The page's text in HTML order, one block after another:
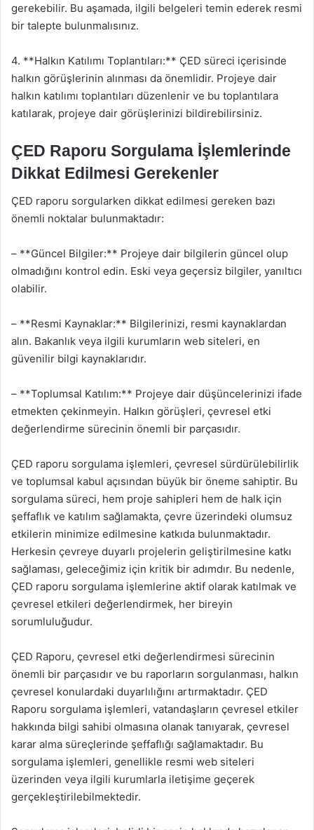
gerekebilir. Bu aşamada, ilgili belgeleri temin ederek resmi
bir talepte bulunmalısınız.
4. **Halkın Katılımı Toplantıları:** ÇED süreci içerisinde
halkın görüşlerinin alınması da önemlidir. Projeye dair
halkın katılımı toplantıları düzenlenir ve bu toplantılara
katılarak, projeye dair görüşlerinizi bildirebilirsiniz.
ÇED Raporu Sorgulama İşlemlerinde
Dikkat Edilmesi Gerekenler
ÇED raporu sorgularken dikkat edilmesi gereken bazı
önemli noktalar bulunmaktadır:
– **Güncel Bilgiler:** Projeye dair bilgilerin güncel olup
olmadığını kontrol edin. Eski veya geçersiz bilgiler, yanıltıcı
olabilir.
– **Resmi Kaynaklar:** Bilgilerinizi, resmi kaynaklardan
alın. Bakanlık veya ilgili kurumların web siteleri, en
güvenilir bilgi kaynaklarıdır.
– **Toplumsal Katılım:** Projeye dair düşüncelerinizi ifade
etmekten çekinmeyin. Halkın görüşleri, çevresel etki
değerlendirme sürecinin önemli bir parçasıdır.
ÇED raporu sorgulama işlemleri, çevresel sürdürülebilirlik
ve toplumsal kabul açısından büyük bir öneme sahiptir. Bu
sorgulama süreci, hem proje sahipleri hem de halk için
şeffaflık ve katılım sağlamakta, çevre üzerindeki olumsuz
etkilerin minimize edilmesine katkıda bulunmaktadır.
Herkesin çevreye duyarlı projelerin geliştirilmesine katkı
sağlaması, geleceğimiz için kritik bir adımdır. Bu nedenle,
ÇED raporu sorgulama işlemlerine aktif olarak katılmak ve
çevresel etkileri değerlendirmek, her bireyin
sorumluluğudur.
ÇED Raporu, çevresel etki değerlendirmesi sürecinin
önemli bir parçasıdır ve bu raporların sorgulanması, halkın
çevresel konulardaki duyarlılığını artırmaktadır. ÇED
Raporu sorgulama işlemleri, vatandaşların çevresel etkiler
hakkında bilgi sahibi olmasına olanak tanıyarak, çevresel
karar alma süreçlerinde şeffaflığı sağlamaktadır. Bu
sorgulama işlemleri, genellikle resmi web siteleri
üzerinden veya ilgili kurumlarla iletişime geçerek
gerçekleştirilebilmektedir.